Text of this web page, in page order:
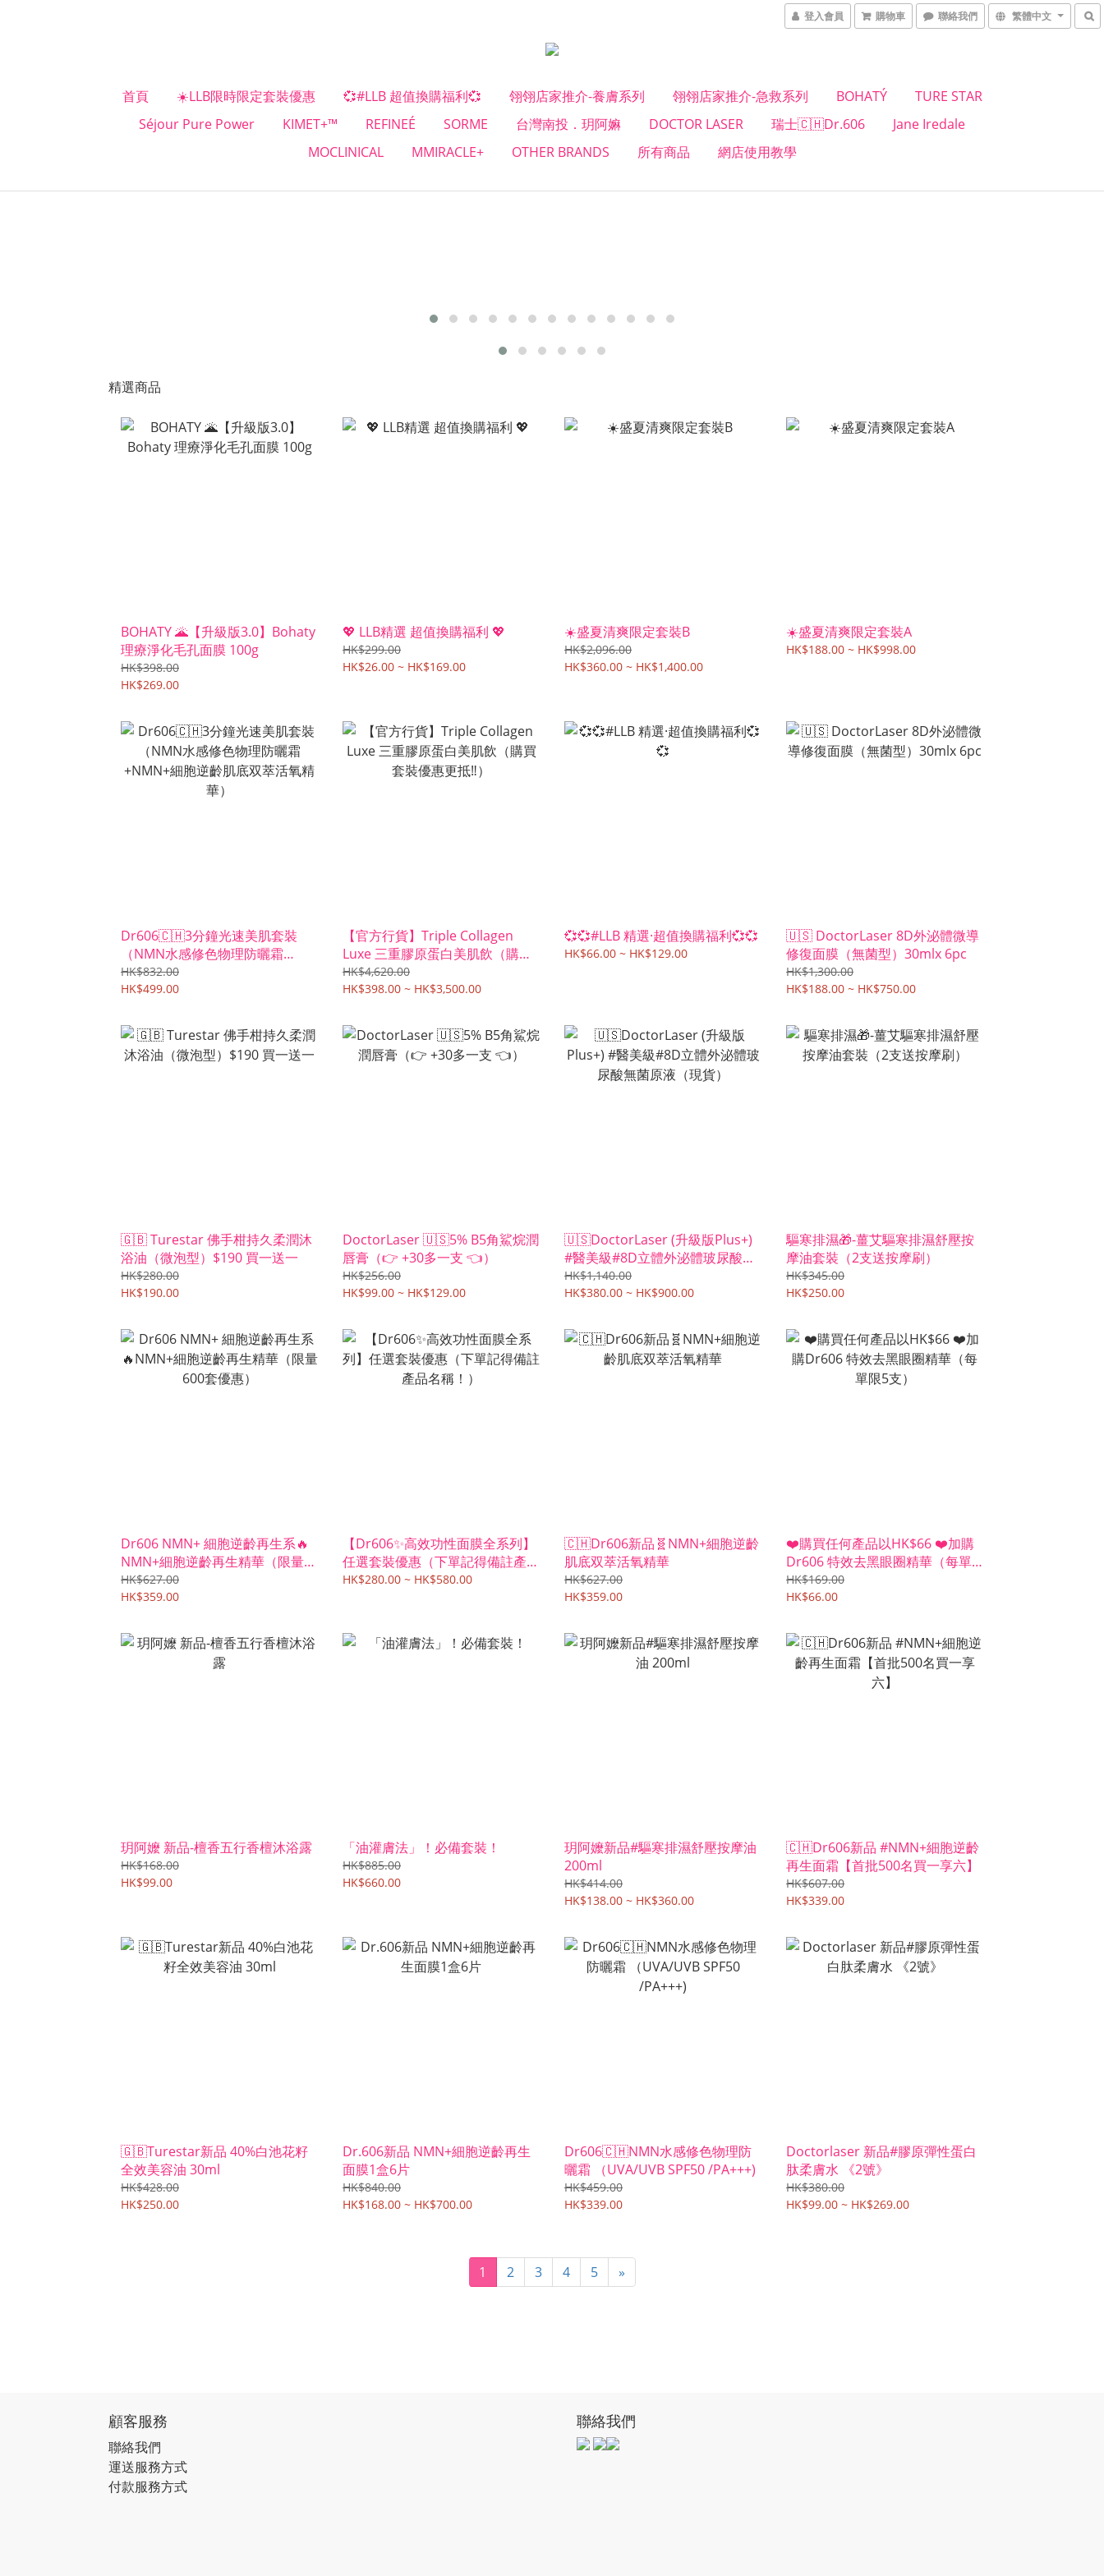
登入會員 購物車 聯絡我們 繁體中文
首頁 ☀️LLB限時限定套裝優惠 💞#LLB 超值換購福利💞 翎翎店家推介-養膚系列 翎翎店家推介-急救系列 BOHATÝ
TURE STAR
Séjour Pure Power
KIMET+™ REFINEÉ SORME 台灣南投．玥阿嫲 DOCTOR LASER 瑞士🇨🇭Dr.606
Jane Iredale
MOCLINICAL
MMIRACLE+ OTHER BRANDS 所有商品 網店使用教學
精選商品
BOHATY 🌋【升級版3.0】Bohaty
理療淨化毛孔面膜 100g
HK$398.00
HK$269.00
💖 LLB精選 超值換購福利 💖
HK$299.00
HK$26.00 ~ HK$169.00
☀️盛夏清爽限定套裝B
HK$2,096.00
HK$360.00 ~ HK$1,400.00
☀️盛夏清爽限定套裝A
HK$188.00 ~ HK$998.00
Dr606🇨🇭3分鐘光速美肌套裝
（NMN水感修色物理防曬霜
+NMN+細胞逆齡肌底双萃活氧精
華）
HK$832.00
HK$499.00
【官方行貨】Triple Collagen
Luxe 三重膠原蛋白美肌飲（購買
套裝優惠更抵‼️）
HK$4,620.00
HK$398.00 ~ HK$3,500.00
💞💞#LLB 精選·超值換購福利💞💞
HK$66.00 ~ HK$129.00
🇺🇸 DoctorLaser 8D外泌體微導
修復面膜（無菌型）30mlx 6pc
HK$1,300.00
HK$188.00 ~ HK$750.00
🇬🇧 Turestar 佛手柑持久柔潤沐
浴油（微泡型）$190 買一送一
HK$280.00
HK$190.00
DoctorLaser 🇺🇸5% B5角鯊烷潤
唇膏（👉 +30多一支 👈）
HK$256.00
HK$99.00 ~ HK$129.00
🇺🇸DoctorLaser (升級版Plus+)
#醫美級#8D立體外泌體玻尿酸無
菌原液（現貨）
HK$1,140.00
HK$380.00 ~ HK$900.00
驅寒排濕🎁-薑艾驅寒排濕舒壓按
摩油套裝（2支送按摩刷）
HK$345.00
HK$250.00
Dr606 NMN+ 細胞逆齡再生系🔥
NMN+細胞逆齡再生精華（限量
600套優惠）
HK$627.00
HK$359.00
【Dr606✨高效功性面膜全系列】
任選套裝優惠（下單記得備註產品
名稱！）
HK$280.00 ~ HK$580.00
🇨🇭Dr606新品🧬NMN+細胞逆齡
肌底双萃活氧精華
HK$627.00
HK$359.00
❤️購買任何產品以HK$66 ❤️加購
Dr606 特效去黑眼圈精華（每單
限5支）
HK$169.00
HK$66.00
玥阿嬤 新品-檀香五行香檀沐浴露
HK$168.00
HK$99.00
「油灌膚法」！必備套裝！
HK$885.00
HK$660.00
玥阿嬤新品#驅寒排濕舒壓按摩油
200ml
HK$414.00
HK$138.00 ~ HK$360.00
🇨🇭Dr606新品 #NMN+細胞逆齡
再生面霜【首批500名買一享六】
HK$607.00
HK$339.00
🇬🇧Turestar新品 40%白池花籽
全效美容油 30ml
HK$428.00
HK$250.00
Dr.606新品 NMN+細胞逆齡再生
面膜1盒6片
HK$840.00
HK$168.00 ~ HK$700.00
Dr606🇨🇭NMN水感修色物理防
曬霜 （UVA/UVB SPF50 /PA+++)
HK$459.00
HK$339.00
Doctorlaser 新品#膠原彈性蛋白
肽柔膚水 《2號》
HK$380.00
HK$99.00 ~ HK$269.00
1 2 3 4 5 »
顧客服務
聯絡我們
運送服務方式
付款服務方式
聯絡我們